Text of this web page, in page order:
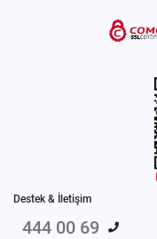
Destek & İletişim
444 00 69